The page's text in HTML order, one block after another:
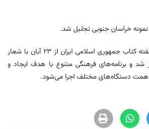
بیست و هفتمین دوره هفته کتاب جمهوری اسلامی ایران از ۲۳ آبان با شعار
و برنامه‌های فرهنگی متنوع با هدف ایجاد و
همت دستگاه‌های مختلف اجرا می‌شود.